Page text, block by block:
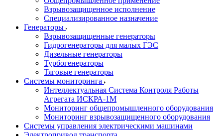
Взрывозащищенное исполнение
Специализированное назначение
Генераторы
Взрывозащищенные генераторы
Гидрогенераторы для малых ГЭС
Дизельные генераторы
Турбогенераторы
Тяговые генераторы
Системы мониторинга
Интеллектуальная Система Контроля Работы
Агрегата ИСКРА-1М
Мониторинг общепромышленного оборудования
Мониторинг взрывозащищенного оборудования
Системы управления электрическими машинами